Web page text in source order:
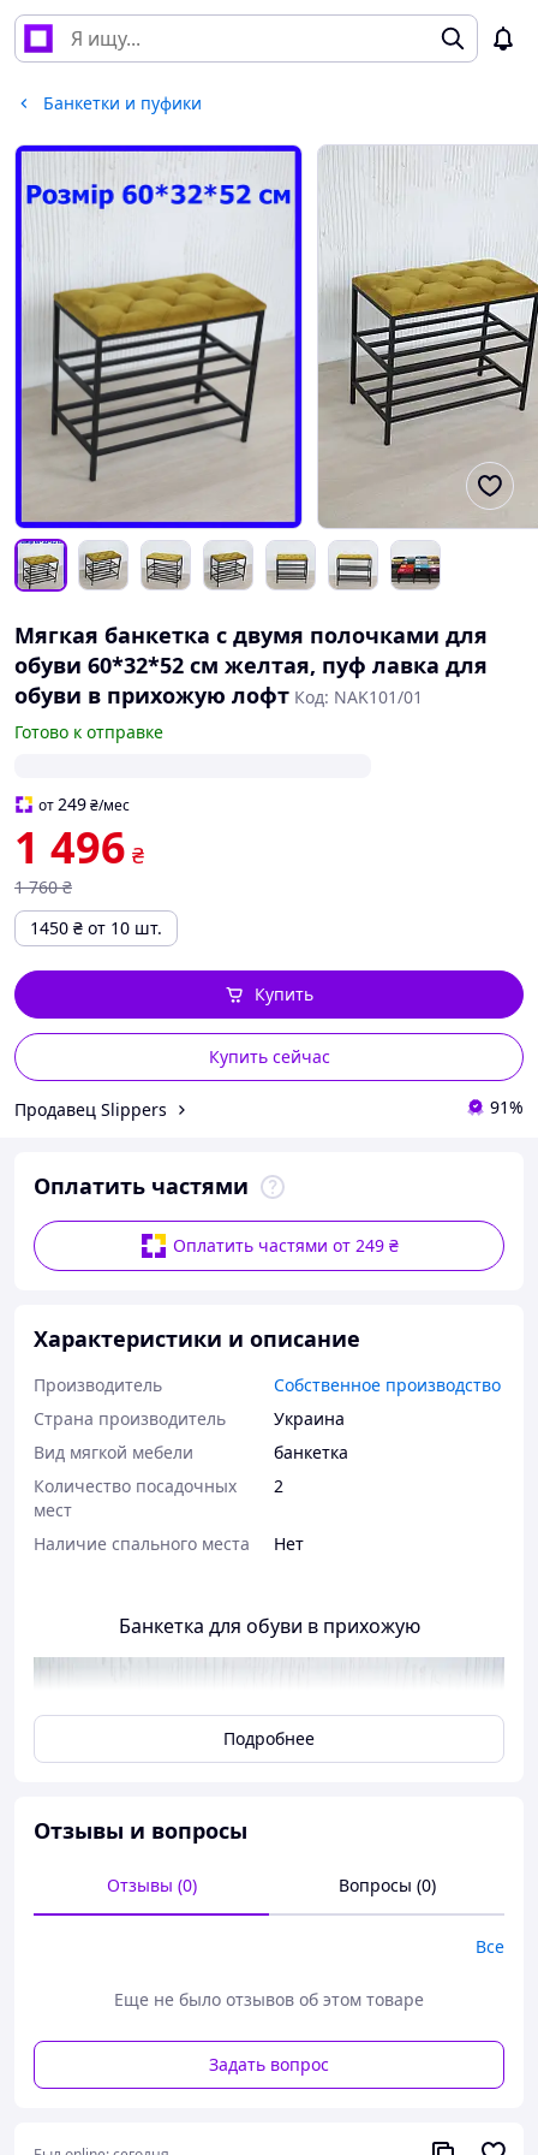
Банкетки и пуфики
Мягкая банкетка с двумя полочками для
обуви 60*32*52 см желтая, пуф лавка для
обуви в прихожую лофт Код: NAK101/01
Готово к отправке
от249₴/мес
1 496 ₴
1 760 ₴
1450 ₴ от 10 шт.
Купить сейчас
Купить
Продавец Slippers 91%
Оплатить частями
Оплатить частями от 249 ₴
Характеристики и описание
Производитель
Собственное производство
Страна производитель
Украина
Вид мягкой мебели
банкетка
Количество посадочных
мест
2
Наличие спального места Нет
Банкетка для обуви в прихожую
Подробнее
Отзывы и вопросы
Отзывы (0) Вопросы (0)
Все
Еще не было отзывов об этом товаре
Задать вопрос